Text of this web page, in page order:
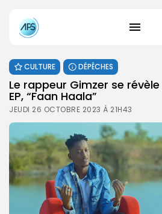
CULTURE DÉPÊCHES
Le rappeur Gimzer se
EP, “Faan Haala”
JEUDI 26 OCTOBRE 2023 À 21H43